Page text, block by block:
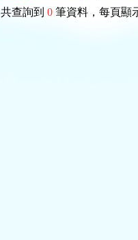
共查詢到 0 筆資料，每頁顯